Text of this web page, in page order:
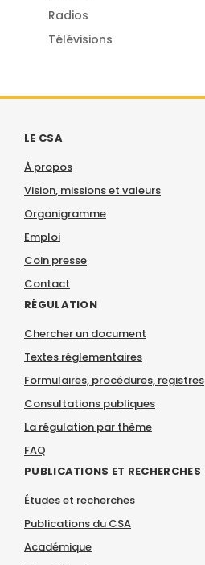
Radios
Télévisions
LE CSA
À propos
Vision, missions et valeurs
Organigramme
Emploi
Coin presse
Contact
RÉGULATION
Chercher un document
Textes réglementaires
Formulaires, procédures, registres
Consultations publiques
La régulation par thème
FAQ
PUBLICATIONS ET RECHERCHES
Études et recherches
Publications du CSA
Académique